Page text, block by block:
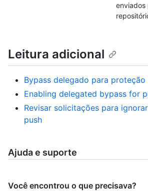
enviados
Leitura adicional
Bypass delegado para proteção
Enabling delegated bypass for
Revisar solicitações para
push
Ajuda e suporte
Você encontrou o que precisava?